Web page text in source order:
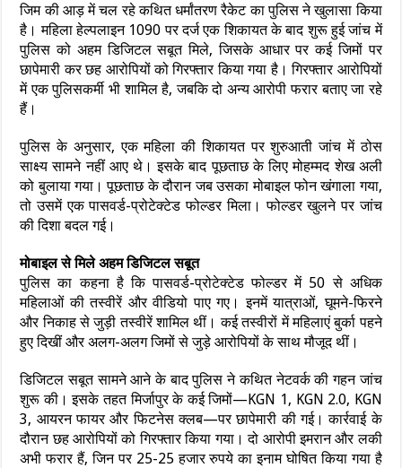
जिम की आड़ में चल रहे कथित धर्मांतरण रैकेट का पुलिस ने खुलासा किया
है। महिला हेल्पलाइन 1090 पर दर्ज एक शिकायत के बाद शुरू हुई जांच में
पुलिस को अहम डिजिटल सबूत मिले, जिसके आधार पर कई जिमों पर
छापेमारी कर छह आरोपियों को गिरफ्तार किया गया है। गिरफ्तार आरोपियों
में एक पुलिसकर्मी भी शामिल है, जबकि दो अन्य आरोपी फरार बताए जा रहे
हैं।
पुलिस के अनुसार, एक महिला की शिकायत पर शुरुआती जांच में ठोस
साक्ष्य सामने नहीं आए थे। इसके बाद पूछताछ के लिए मोहम्मद शेख अली
को बुलाया गया। पूछताछ के दौरान जब उसका मोबाइल फोन खंगाला गया,
तो उसमें एक पासवर्ड-प्रोटेक्टेड फोल्डर मिला। फोल्डर खुलने पर जांच
की दिशा बदल गई।
मोबाइल से मिले अहम डिजिटल सबूत
पुलिस का कहना है कि पासवर्ड-प्रोटेक्टेड फोल्डर में 50 से अधिक
महिलाओं की तस्वीरें और वीडियो पाए गए। इनमें यात्राओं, घूमने-फिरने
और निकाह से जुड़ी तस्वीरें शामिल थीं। कई तस्वीरों में महिलाएं बुर्का पहने
हुए दिखीं और अलग-अलग जिमों से जुड़े आरोपियों के साथ मौजूद थीं।
डिजिटल सबूत सामने आने के बाद पुलिस ने कथित नेटवर्क की गहन जांच
शुरू की। इसके तहत मिर्जापुर के कई जिमों—KGN 1, KGN 2.0, KGN
3, आयरन फायर और फिटनेस क्लब—पर छापेमारी की गई। कार्रवाई के
दौरान छह आरोपियों को गिरफ्तार किया गया। दो आरोपी इमरान और लकी
अभी फरार हैं, जिन पर 25-25 हजार रुपये का इनाम घोषित किया गया है